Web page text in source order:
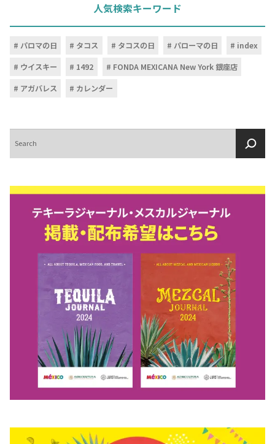
人気検索キーワード
パロマの日 タコス タコスの日 パローマの日
index
ウイスキー
1492
FONDA MEXICANA New York 銀座店
アガバレス
カレンダー
索